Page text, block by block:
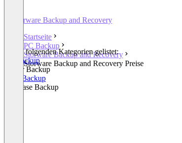
Storware Backup and Recovery
Startseite
PC Backup
Storware Backup and Recovery
Storware Backup and Recovery Preise
In den folgenden Kategorien gelistet:
PC Backup
Server Backup
SaaS Backup
Database Backup